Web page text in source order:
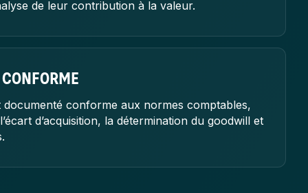
de leur contribution à la valeur.
conforme aux normes comptables,
d’acquisition, la détermination du goodwill et